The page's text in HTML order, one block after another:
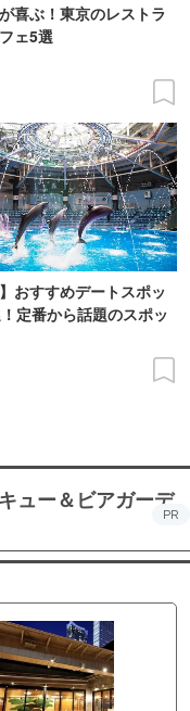
喜ぶ！東京のレストラ
ェ5選
】おすすめデートスポッ
！定番から話題のスポッ
ュー＆ビアガーデ
PR